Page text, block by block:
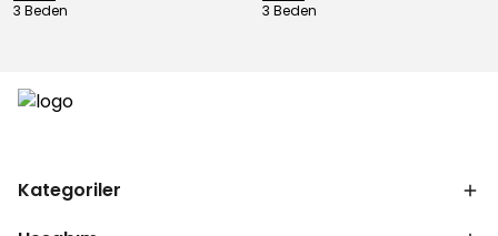
3 Beden 3 Beden
Kategoriler